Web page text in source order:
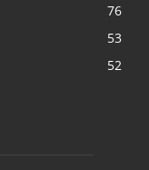
76
53
52